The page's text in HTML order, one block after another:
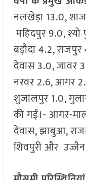
नलखेड़ा 13.0,
महिदपुर 9.0,
बड़ौदा 4.2,
देवास 3.0, जावर
नरवर 2.6, आगर
शुजालपुर 1.0,
की गई।- आगर-
देवास, झाबुआ,
शिवपुरी और उज्जैन